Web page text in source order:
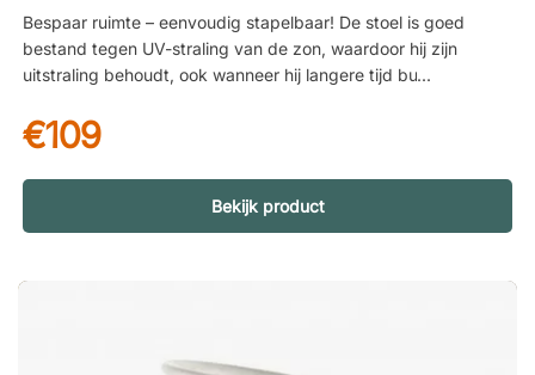
Bespaar ruimte – eenvoudig stapelbaar! De stoel is goed
bestand tegen UV-straling van de zon, waardoor hij zijn
uitstraling behoudt, ook wanneer hij langere tijd buiten staat.
tijdens regenachtige en koude maanden binnen of onder een
waterdichte hoes op te bergen. Omdat ze tot vier stuks hoog
stapelbaar zijn, kun je ze eenvoudig opbergen zonder veel
ruimte in te nemen. Creëer een warme en uitnodigende
buitenruimte De armstoel H.Z van Scandinavian Selection
die zorgt voor een gezellige en ontspannen sfeer op het terras
krijg je een stoel die niet alleen stevig aanvoelt, maar ook een
€109
Bekijk product